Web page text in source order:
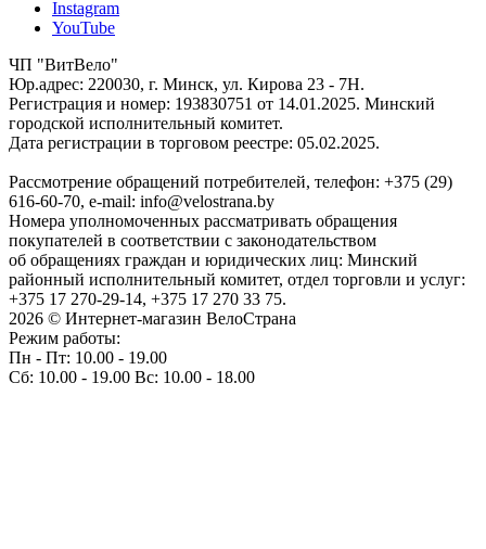
Instagram
YouTube
ЧП "ВитВело"
Юр.адрес: 220030, г. Минск, ул. Кирова 23 - 7Н.
Регистрация и номер: 193830751 от 14.01.2025. Минский
городской исполнительный комитет.
Дата регистрации в торговом реестре: 05.02.2025.
Рассмотрение обращений потребителей, телефон: +375 (29)
616-60-70, e-mail: info@velostrana.by
Номера уполномоченных рассматривать обращения
покупателей в соответствии с законодательством
об обращениях граждан и юридических лиц: Минский
районный исполнительный комитет, отдел торговли и услуг:
+375 17 270-29-14, +375 17 270 33 75.
2026 © Интернет-магазин ВелоСтрана
Режим работы:
Пн - Пт: 10.00 - 19.00
Сб: 10.00 - 19.00 Вс: 10.00 - 18.00